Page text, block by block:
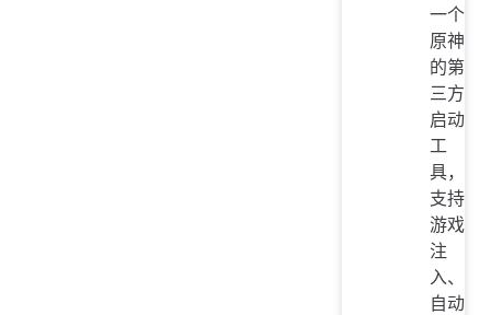
一个
原神
的第
三方
启动
工
具，
支持
游戏
注
入、
自动